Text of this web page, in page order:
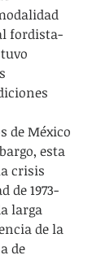
fordista-
de México
esta
crisis
de 1973-
larga
de la
de